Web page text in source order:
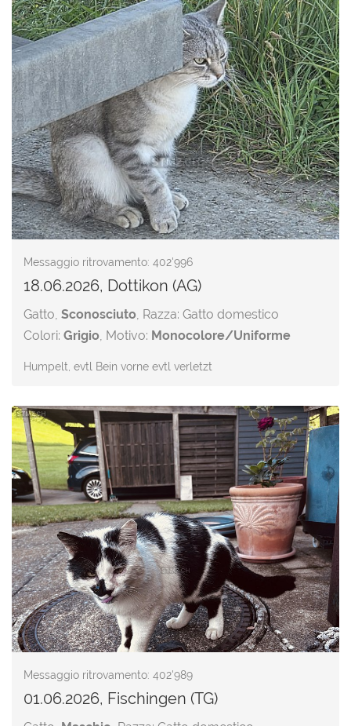
Messaggio ritrovamento: 402'996
18.06.2026, Dottikon (AG)
Gatto, Sconosciuto, Razza: Gatto domestico
Colori: Grigio, Motivo: Monocolore/Uniforme
Humpelt, evtl Bein vorne evtl verletzt
Messaggio ritrovamento: 402'989
01.06.2026, Fischingen (TG)